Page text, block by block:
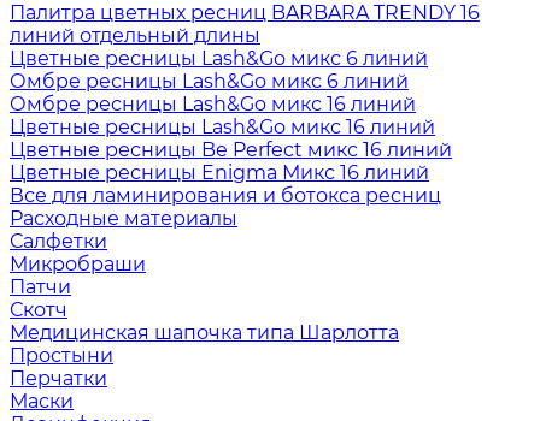
Палитра цветных ресниц BARBARA TRENDY 16
линий отдельный длины
Цветные ресницы Lash&Go микс 6 линий
Омбре ресницы Lash&Go микс 6 линий
Омбре ресницы Lash&Go микс 16 линий
Цветные ресницы Lash&Go микс 16 линий
Цветные ресницы Be Perfect микс 16 линий
Цветные ресницы Enigma Микс 16 линий
Все для ламинирования и ботокса ресниц
Расходные материалы
Салфетки
Микробраши
Патчи
Скотч
Медицинская шапочка типа Шарлотта
Простыни
Перчатки
Маски